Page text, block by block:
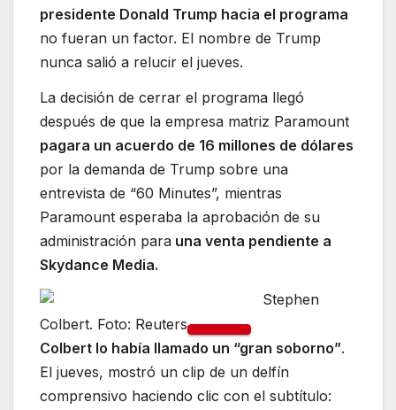
presidente Donald Trump hacia el programa
no fueran un factor. El nombre de Trump
nunca salió a relucir el jueves.
La decisión de cerrar el programa llegó
después de que la empresa matriz Paramount
pagara un acuerdo de 16 millones de dólares
por la demanda de Trump sobre una
entrevista de “60 Minutes”, mientras
Paramount esperaba la aprobación de su
administración para una venta pendiente a
Skydance Media.
Stephen
Colbert. Foto: Reuters
Colbert lo había llamado un “gran soborno”.
El jueves, mostró un clip de un delfín
comprensivo haciendo clic con el subtítulo: